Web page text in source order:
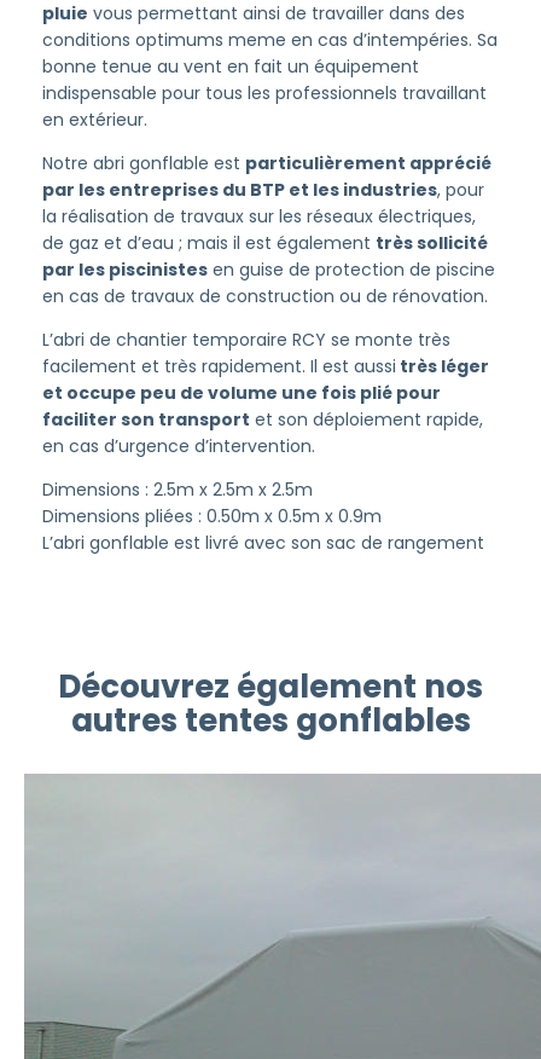
pluie vous permettant ainsi de travailler dans des
conditions optimums meme en cas d’intempéries. Sa
bonne tenue au vent en fait un équipement
indispensable pour tous les professionnels travaillant
en extérieur.
Notre abri gonflable est particulièrement apprécié
par les entreprises du BTP et les industries, pour
la réalisation de travaux sur les réseaux électriques,
de gaz et d’eau ; mais il est également très sollicité
par les piscinistes en guise de protection de piscine
en cas de travaux de construction ou de rénovation.
L’abri de chantier temporaire RCY se monte très
facilement et très rapidement. Il est aussi très léger
et occupe peu de volume une fois plié pour
faciliter son transport et son déploiement rapide,
en cas d’urgence d’intervention.
Dimensions : 2.5m x 2.5m x 2.5m
Dimensions pliées : 0.50m x 0.5m x 0.9m
L’abri gonflable est livré avec son sac de rangement
Découvrez également nos
autres tentes gonflables